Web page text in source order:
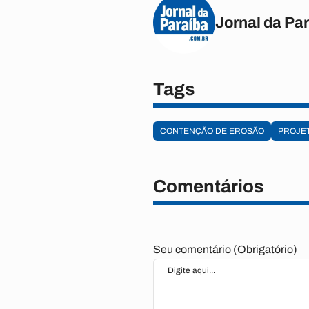
Jornal da
Tags
CONTENÇÃO DE EROSÃO
Comentários
Seu comentário (Obrigatório)